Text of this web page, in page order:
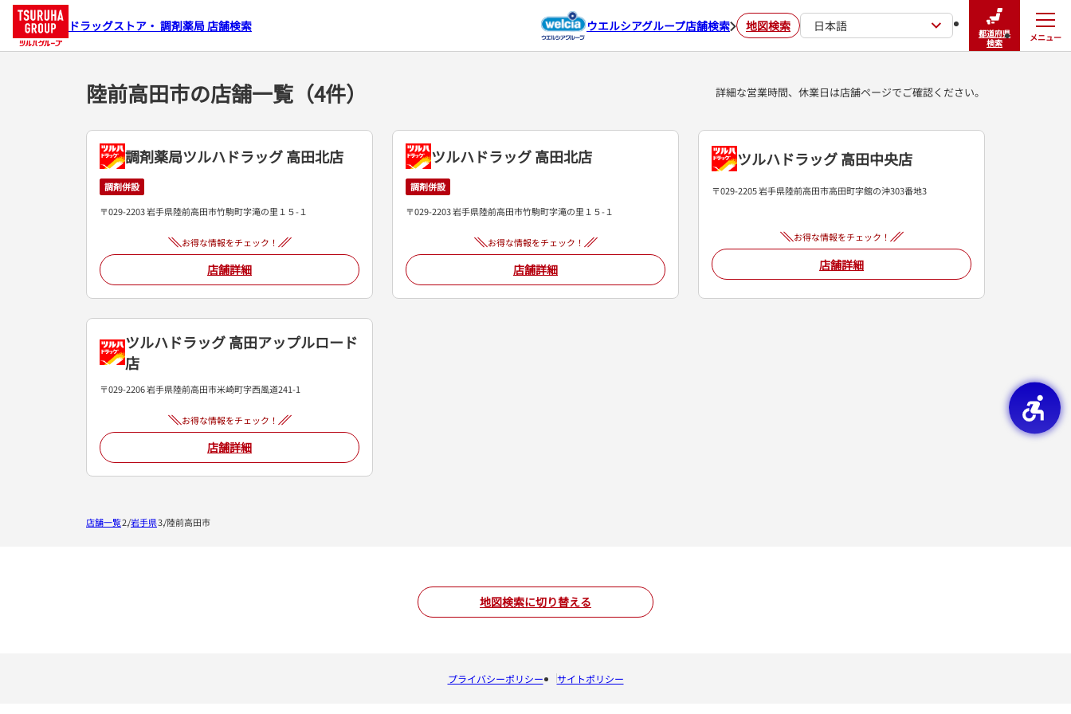
ドラッグストア・ 調剤薬局 店舗検索 ウエルシアグループ店舗検索 地図検索 日本語
都道府県
検索
メニュー
閉じる
陸前高田市の店舗一覧（4件） 詳細な営業時間、休業日は店舗ページでご確認ください。
調剤薬局ツルハドラッグ 高田北店
調剤併設
〒029-2203 岩手県陸前高田市竹駒町字滝の里１５-１
お得な情報をチェック！
店舗詳細
ツルハドラッグ 高田北店
調剤併設
〒029-2203 岩手県陸前高田市竹駒町字滝の里１５-１
お得な情報をチェック！
店舗詳細
ツルハドラッグ 高田中央店
〒029-2205 岩手県陸前高田市高田町字館の沖303番地3
お得な情報をチェック！
店舗詳細
ツルハドラッグ 高田アップルロード
店
〒029-2206 岩手県陸前高田市米崎町字西風道241-1
お得な情報をチェック！
店舗詳細
地図検索に切り替える
店舗一覧 岩手県 陸前高田市
プライバシーポリシー サイトポリシー